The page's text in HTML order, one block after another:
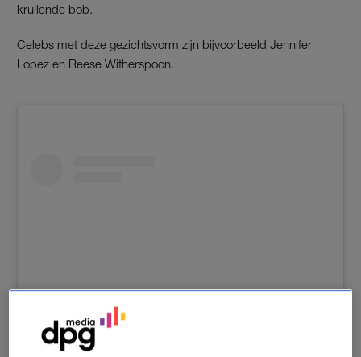
krullende bob.
Celebs met deze gezichtsvorm zijn bijvoorbeeld Jennifer
Lopez en Reese Witherspoon.